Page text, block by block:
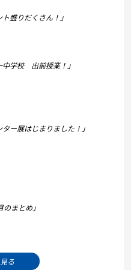
盛りだくさん！」
中学校 出前授業！」
ー展はじまりました！」
まとめ」
る